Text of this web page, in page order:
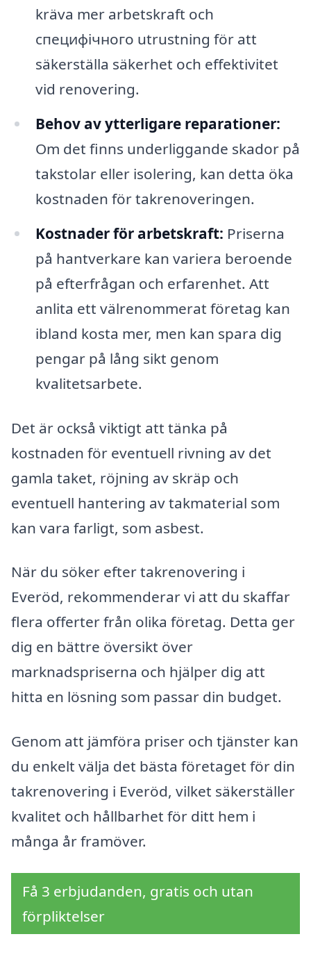
kräva mer arbetskraft och
специфічного utrustning för att
säkerställa säkerhet och effektivitet
vid renovering.
Behov av ytterligare reparationer:
Om det finns underliggande skador på
takstolar eller isolering, kan detta öka
kostnaden för takrenoveringen.
Kostnader för arbetskraft: Priserna
på hantverkare kan variera beroende
på efterfrågan och erfarenhet. Att
anlita ett välrenommerat företag kan
ibland kosta mer, men kan spara dig
pengar på lång sikt genom
kvalitetsarbete.
Det är också viktigt att tänka på
kostnaden för eventuell rivning av det
gamla taket, röjning av skräp och
eventuell hantering av takmaterial som
kan vara farligt, som asbest.
När du söker efter takrenovering i
Everöd, rekommenderar vi att du skaffar
flera offerter från olika företag. Detta ger
dig en bättre översikt över
marknadspriserna och hjälper dig att
hitta en lösning som passar din budget.
Genom att jämföra priser och tjänster kan
du enkelt välja det bästa företaget för din
takrenovering i Everöd, vilket säkerställer
kvalitet och hållbarhet för ditt hem i
många år framöver.
Få 3 erbjudanden, gratis och utan
förpliktelser